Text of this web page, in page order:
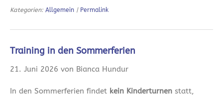
Kategorien: Allgemein | Permalink
Training in den Sommerferien
21. Juni 2026 von Bianca Hundur
In den Sommerferien findet kein Kinderturnen statt,